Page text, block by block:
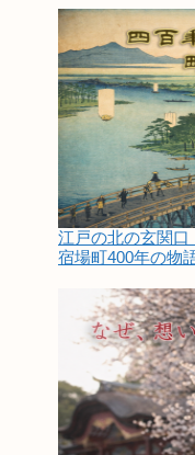
江戸の北の玄関
宿場町400年の物